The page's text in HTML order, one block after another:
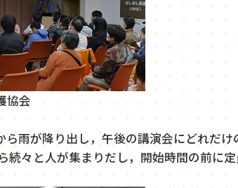
協会
ら雨が降り出し，午後の講演会にどれだけ
続々と人が集まりだし，開始時間の前に